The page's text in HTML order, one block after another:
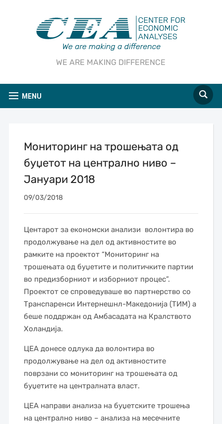
WE ARE MAKING DIFFERENCE
MENU
Мониторинг на трошењата од
буџетот на централно ниво –
Јануари 2018
09/03/2018
Центарот за економски анализи волонтира во
продолжување на дел од активностите во
рамките на проектот “Мониторинг на
трошењата од буџетите и политичките партии
во предизборниот и изборниот процес”.
Проектот се спроведуваше во партнерство со
Транспаренси Интернешнл-Македонија (ТИМ) а
беше поддржан од Амбасадата на Кралството
Холандија.
ЦЕА донесе одлука да волонтира во
продолжување на дел од активностите
поврзани со мониторинг на трошењата од
буџетите на централната власт.
ЦЕА направи анализа на буџетските трошења
на централно ниво – анализа на месечните